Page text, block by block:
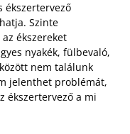
ékszertervező
Szinte
ékszereket
nyakék, fülbevaló,
nem találunk
jelenthet problémát,
ékszertervező a mi